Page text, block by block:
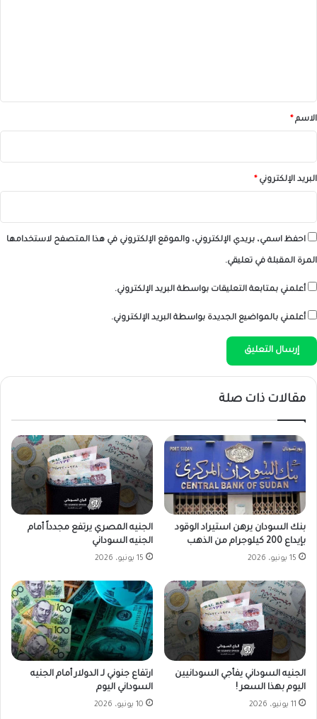
*الاسم*
البريد الإلكتروني*
احفظ اسمي، بريدي الإلكتروني، والموقع الإلكتروني في هذا المتصفح لاستخدامها
المرة المقبلة في تعليقي.
أعلمني بمتابعة التعليقات بواسطة البريد الإلكتروني.
أعلمني بالمواضيع الجديدة بواسطة البريد الإلكتروني.
مقالات ذات صلة
بنك السودان يرهن استيراد الوقود
بإيداع 200 كيلوجرام من الذهب
15 يونيو، 2026
الجنيه المصري يرتفع مجدداً أمام
الجنيه السوداني
15 يونيو، 2026
الجنيه السوداني يفأجي السودانيين
اليوم بهذا السعر !
11 يونيو، 2026
ارتفاع جنوني لـ الدولار أمام الجنيه
السوداني اليوم
10 يونيو، 2026